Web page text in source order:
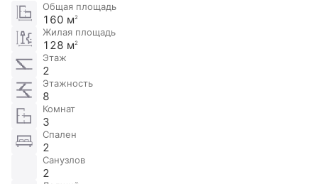
Общая площадь
160 м2
Жилая площадь
128 м2
Этаж
2
Этажность
8
Комнат
3
Спален
2
Санузлов
2